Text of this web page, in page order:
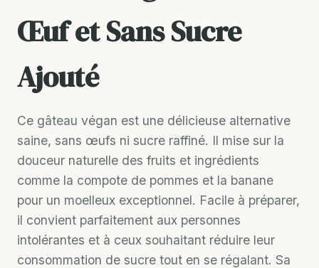
Œuf et Sans Sucre
Ajouté
Ce gâteau végan est une délicieuse alternative
saine, sans œufs ni sucre raffiné. Il mise sur la
douceur naturelle des fruits et ingrédients
comme la compote de pommes et la banane
pour un moelleux exceptionnel. Facile à préparer,
il convient parfaitement aux personnes
intolérantes et à ceux souhaitant réduire leur
consommation de sucre tout en se régalant. Sa